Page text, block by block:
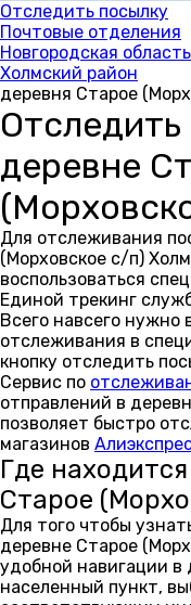
Отследить посылку
Почтовые отделения
Новгородская область
Холмский район
деревня Старое
деревне
Для отслеживания
(Морховское с/п)
воспользоваться
Единой трекинг
Всего навсего нужно
отслеживания в
кнопку отследить
Сервис по
отправлений в
позволяет быстро
магазинов
Где
Старое
Для того чтобы
деревне Старое
удобной навигации в
населенный пункт,